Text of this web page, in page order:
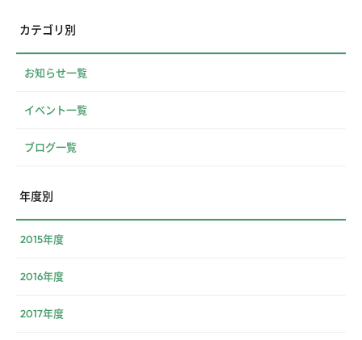
カテゴリ別
お知らせ一覧
イベント一覧
ブログ一覧
年度別
2015年度
2016年度
2017年度